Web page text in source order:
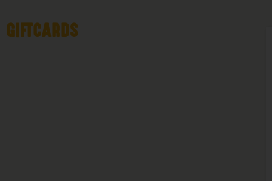
GIFTCARDS